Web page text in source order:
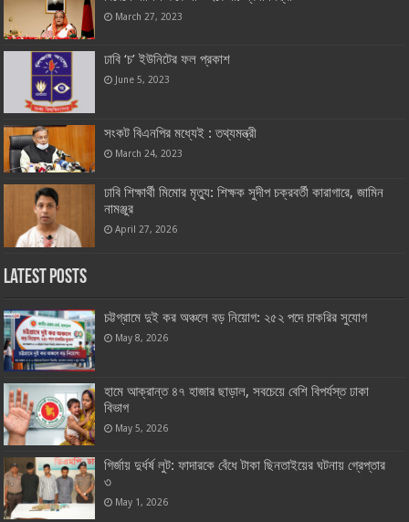
March 27, 2023
ঢাবি ‘চ’ ইউনিটের ফল প্রকাশ
June 5, 2023
সংকট বিএনপির মধ্যেই : তথ্যমন্ত্রী
March 24, 2023
ঢাবি শিক্ষার্থী মিমোর মৃত্যু: শিক্ষক সুদীপ চক্রবর্তী কারাগারে, জামিন
নামঞ্জুর
April 27, 2026
Latest Posts
চট্টগ্রামে দুই কর অঞ্চলে বড় নিয়োগ: ২৫২ পদে চাকরির সুযোগ
May 8, 2026
হামে আক্রান্ত ৪৭ হাজার ছাড়াল, সবচেয়ে বেশি বিপর্যস্ত ঢাকা
বিভাগ
May 5, 2026
গির্জায় দুর্ধর্ষ লুট: ফাদারকে বেঁধে টাকা ছিনতাইয়ের ঘটনায় গ্রেপ্তার
৩
May 1, 2026